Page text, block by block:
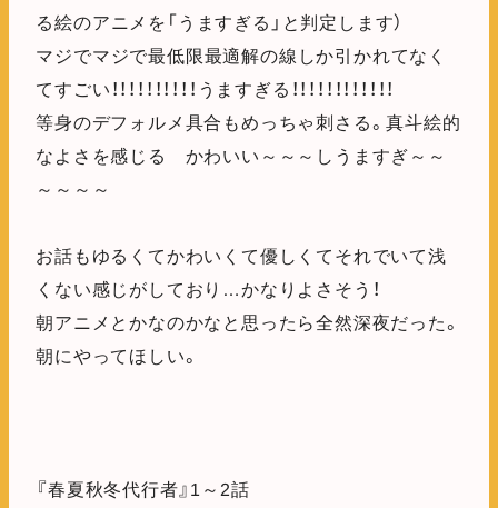
る絵のアニメを「うますぎる」と判定します）
マジでマジで最低限最適解の線しか引かれてなく
てすごい！！！！！！！！！！うますぎる！！！！！！！！！！！！
等身のデフォルメ具合もめっちゃ刺さる。真斗絵的
なよさを感じる かわいい～～～しうますぎ～～
～～～～
お話もゆるくてかわいくて優しくてそれでいて浅
くない感じがしており…かなりよさそう！
朝アニメとかなのかなと思ったら全然深夜だった。
朝にやってほしい。
『春夏秋冬代行者』1～2話